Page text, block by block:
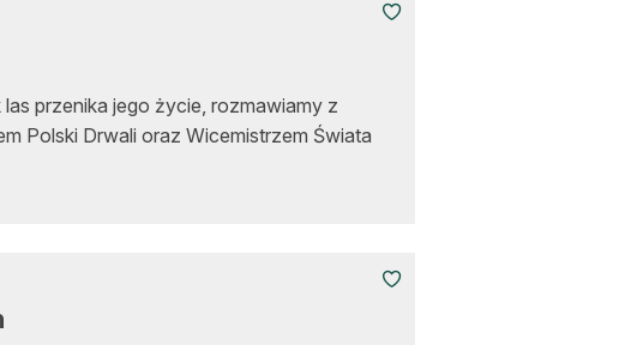
przenika jego życie, rozmawiamy z
Polski Drwali oraz Wicemistrzem Świata